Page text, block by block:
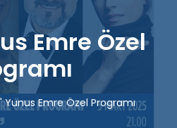
Emre Özel
Yunus Emre Özel Programı